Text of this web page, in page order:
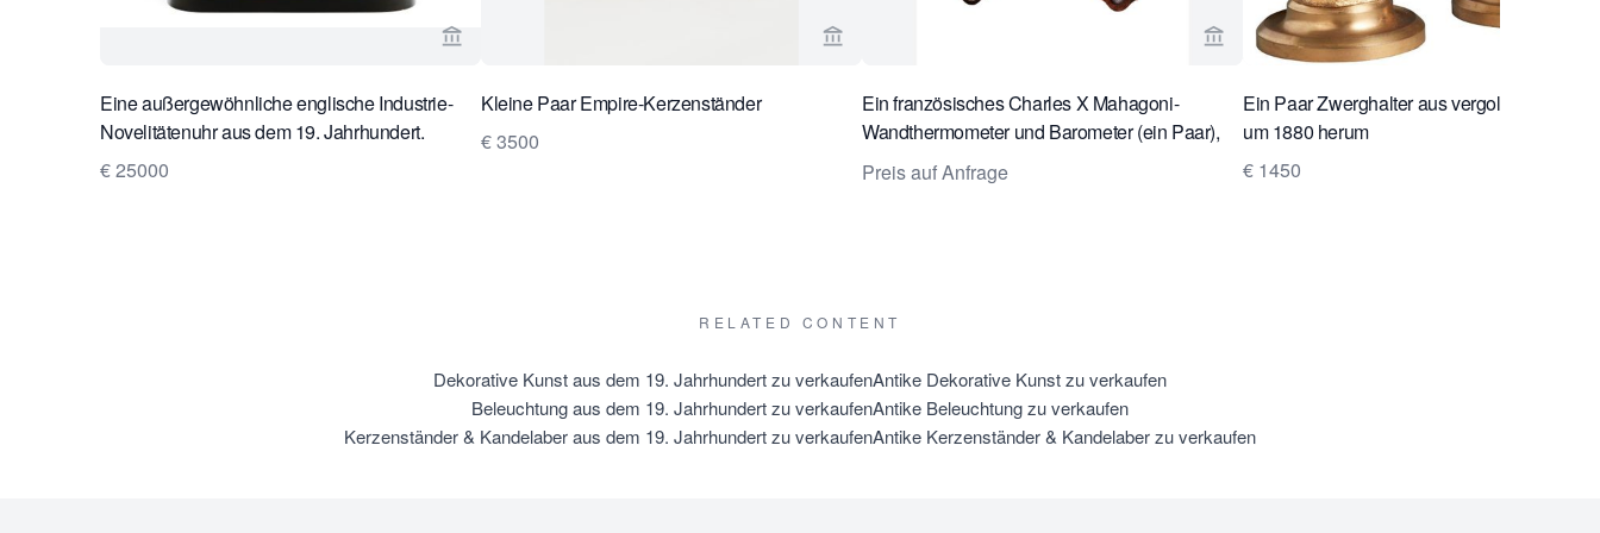
Verkaeuferseite von Toebosch Antiques ansehen
Eine außergewöhnliche englische Industrie-
Novelitätenuhr aus dem 19. Jahrhundert.
€ 25000
Verkaeuferseite von Toebosch Antiques ansehen
Kleine Paar Empire-Kerzenständer
€ 3500
Verkaeuferseite von Toebosch Antiques
Ein französisches Charles X Mahagoni-
Wandthermometer und Barometer (ein Paar),
von Lerebours, ca. 1835.
Preis auf Anfrage
Ein Paar Zwerghalter aus vergoldeter
um 1880 herum
€ 1450
RELATED CONTENT
Dekorative Kunst aus dem 19. Jahrhundert zu verkaufenAntike Dekorative Kunst zu verkaufen
Beleuchtung aus dem 19. Jahrhundert zu verkaufenAntike Beleuchtung zu verkaufen
Kerzenständer & Kandelaber aus dem 19. Jahrhundert zu verkaufenAntike Kerzenständer & Kandelaber zu verkaufen